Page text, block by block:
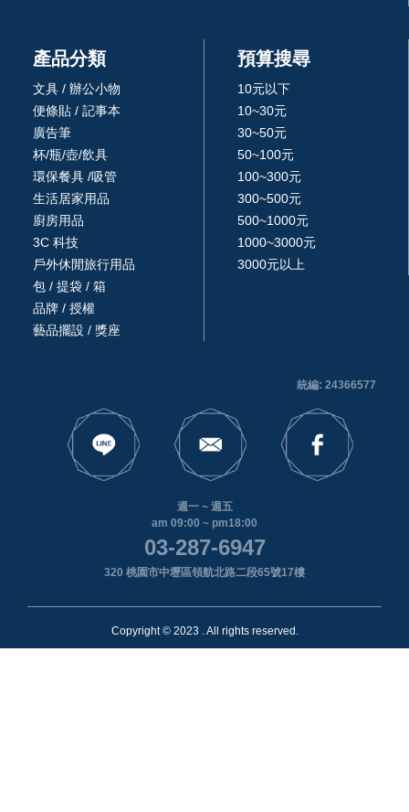
產品分類
文具 / 辦公小物
便條貼 / 記事本
廣告筆
杯/瓶/壺/飲具
環保餐具 /吸管
生活居家用品
廚房用品
3C 科技
戶外休閒旅行用品
包 / 提袋 / 箱
品牌 / 授權
藝品擺設 / 獎座
預算搜尋
10元以下
10~30元
30~50元
50~100元
100~300元
300~500元
500~1000元
1000~3000元
3000元以上
統編: 24366577
週一 ~ 週五
am 09:00 ~ pm18:00
03-287-6947
320 桃園市中壢區領航北路二段65號17樓
Copyright © 2023 . All rights reserved.